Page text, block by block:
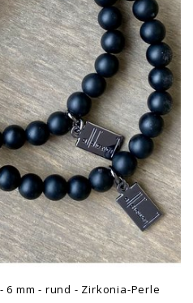
6 mm - rund - Zirkonia-Perle